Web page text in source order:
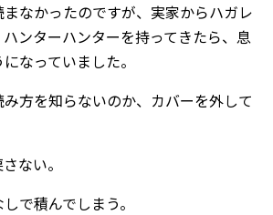
なかったのですが、実家からハガレ
ンターハンターを持ってきたら、息
なっていました。
方を知らないのか、カバーを外して
ない。
で積んでしまう。